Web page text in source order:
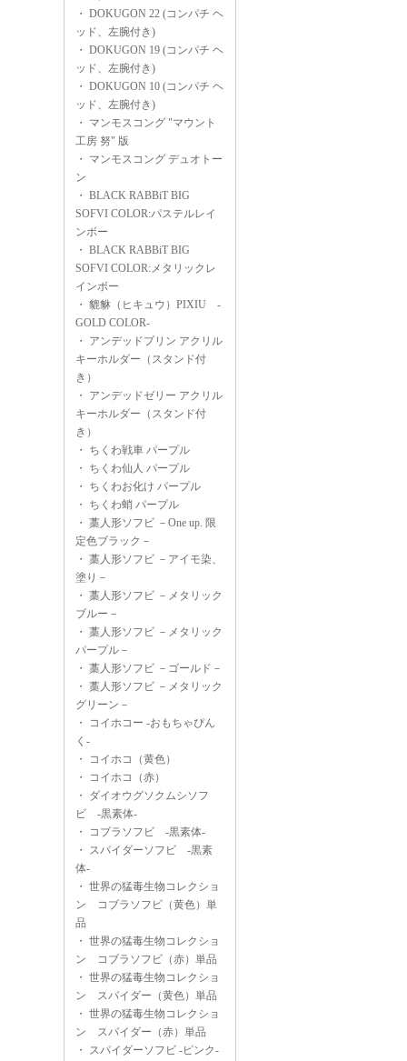
・ DOKUGON 22 (コンパチ ヘ
ッド、左腕付き)
・ DOKUGON 19 (コンパチ ヘ
ッド、左腕付き)
・ DOKUGON 10 (コンパチ ヘ
ッド、左腕付き)
・ マンモスコング "マウント
工房 努" 版
・ マンモスコング デュオトー
ン
・ BLACK RABBiT BIG
SOFVI COLOR:パステルレイ
ンボー
・ BLACK RABBiT BIG
SOFVI COLOR:メタリックレ
インボー
・ 貔貅（ヒキュウ）PIXIU -
GOLD COLOR-
・ アンデッドプリン アクリル
キーホルダー（スタンド付
き）
・ アンデッドゼリー アクリル
キーホルダー（スタンド付
き）
・ ちくわ戦車 パープル
・ ちくわ仙人 パープル
・ ちくわお化け パープル
・ ちくわ蛸 パープル
・ 藁人形ソフビ －One up. 限
定色ブラック－
・ 藁人形ソフビ －アイモ染、
塗り－
・ 藁人形ソフビ －メタリック
ブルー－
・ 藁人形ソフビ －メタリック
パープル－
・ 藁人形ソフビ －ゴールド－
・ 藁人形ソフビ －メタリック
グリーン－
・
コイホコー -おもちゃぴん
く-
・
コイホコ（黄色）
・
コイホコ（赤）
・ ダイオウグソクムシソフ
ビ -黒素体-
・
コブラソフビ -黒素体-
・ スパイダーソフビ -黒素
体-
・ 世界の猛毒生物コレクショ
ン コブラソフビ（黄色）単
品
・ 世界の猛毒生物コレクショ
ン コブラソフビ（赤）単品
・ 世界の猛毒生物コレクショ
ン スパイダー（黄色）単品
・ 世界の猛毒生物コレクショ
ン スパイダー（赤）単品
・ スパイダーソフビ -ピンク-